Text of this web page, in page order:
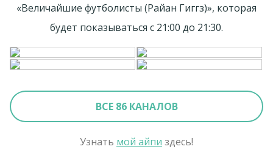
«Величайшие футболисты (Райан Гиггз)», которая
будет показываться с 21:00 до 21:30.
ВСЕ 86 КАНАЛОВ
Узнать мой айпи здесь!